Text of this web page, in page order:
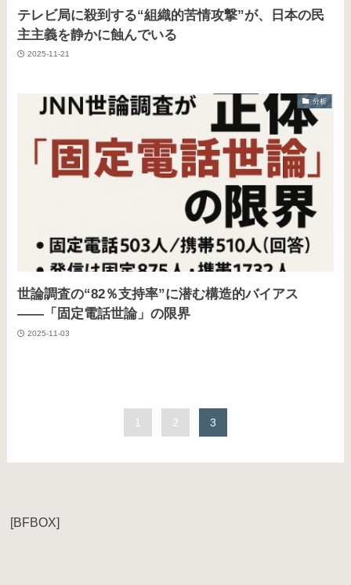
テレビ局に殺到する“組織的苦情攻撃”が、日本の民
主主義を静かに蝕んでいる
2025-11-21
分析
世論調査の“82％支持率”に潜む構造的バイアス
――「固定電話世論」の限界
2025-11-03
1 2 3
[BFBOX]